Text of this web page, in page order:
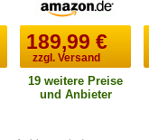
189,99 €
zzgl. Versand
19 weitere Preise
und Anbieter